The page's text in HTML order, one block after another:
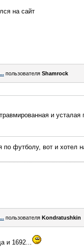
на сайт
пользователя Shamrock
и
по футболу, вот и хотел
пользователя Kondratushkin
и 1692...